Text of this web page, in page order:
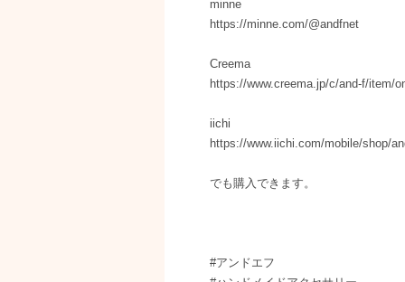
minne
https://minne.com/@andfnet
Creema
https://www.creema.jp/c/and-f/item/
iichi
https://www.iichi.com/mobile/shop/
でも購入できます。
#アンドエフ